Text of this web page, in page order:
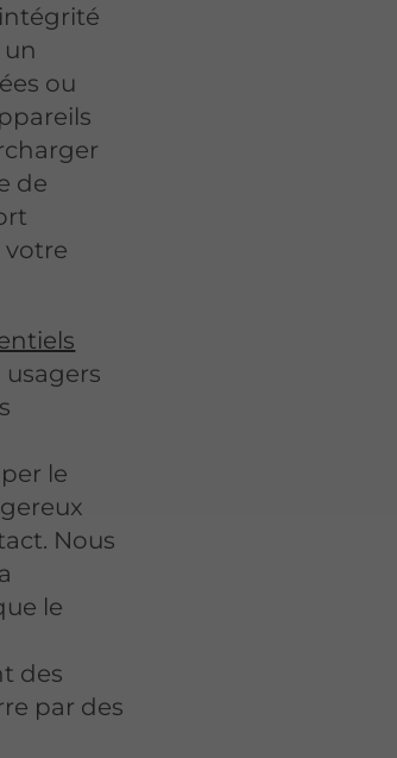
ou
de
votre
le
Nous
le
des
par des